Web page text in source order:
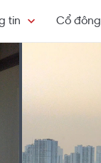
tin Cổ đông